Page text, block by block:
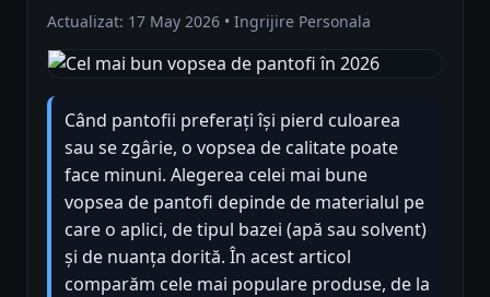
Actualizat: 17 May 2026 • Ingrijire Personala
Când pantofii preferați își pierd culoarea
sau se zgârie, o vopsea de calitate poate
face minuni. Alegerea celei mai bune
vopsea de pantofi depinde de materialul pe
care o aplici, de tipul bazei (apă sau solvent)
și de nuanța dorită. În acest articol
comparăm cele mai populare produse, de la